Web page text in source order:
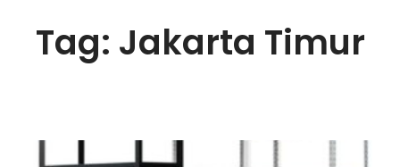
Tag: Jakarta Timur